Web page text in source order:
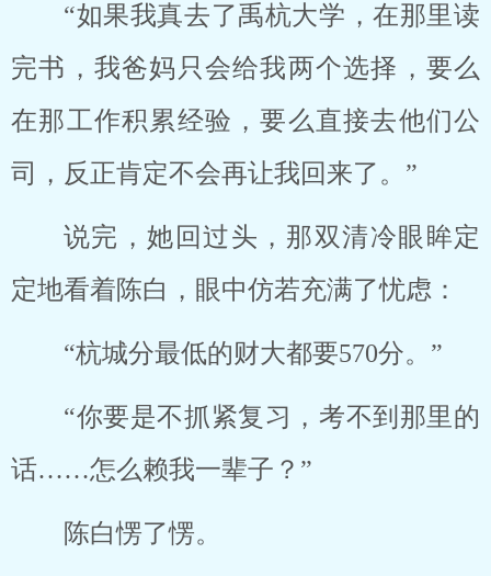
“如果我真去了禹杭大学，在那里读
完书，我爸妈只会给我两个选择，要么
在那工作积累经验，要么直接去他们公
司，反正肯定不会再让我回来了。”
说完，她回过头，那双清冷眼眸定
定地看着陈白，眼中仿若充满了忧虑：
“杭城分最低的财大都要570分。”
“你要是不抓紧复习，考不到那里的
话……怎么赖我一辈子？”
陈白愣了愣。